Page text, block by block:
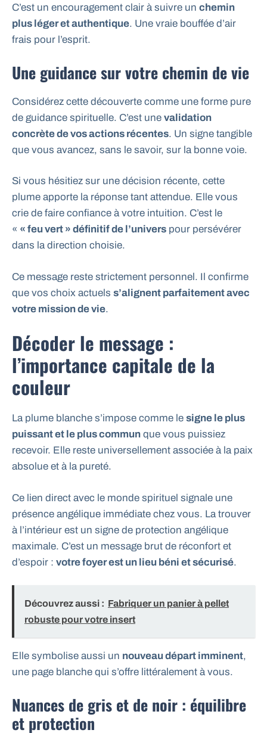
C’est un encouragement clair à suivre un chemin
plus léger et authentique. Une vraie bouffée d’air
frais pour l’esprit.
Une guidance sur votre chemin de vie
Considérez cette découverte comme une forme pure
de guidance spirituelle. C’est une validation
concrète de vos actions récentes. Un signe tangible
que vous avancez, sans le savoir, sur la bonne voie.
Si vous hésitiez sur une décision récente, cette
plume apporte la réponse tant attendue. Elle vous
crie de faire confiance à votre intuition. C’est le
« « feu vert » définitif de l’univers pour persévérer
dans la direction choisie.
Ce message reste strictement personnel. Il confirme
que vos choix actuels s’alignent parfaitement avec
votre mission de vie.
Décoder le message :
l’importance capitale de la
couleur
La plume blanche s’impose comme le signe le plus
puissant et le plus commun que vous puissiez
recevoir. Elle reste universellement associée à la paix
absolue et à la pureté.
Ce lien direct avec le monde spirituel signale une
présence angélique immédiate chez vous. La trouver
à l’intérieur est un signe de protection angélique
maximale. C’est un message brut de réconfort et
d’espoir : votre foyer est un lieu béni et sécurisé.
Découvrez aussi : Fabriquer un panier à pellet
robuste pour votre insert
Elle symbolise aussi un nouveau départ imminent,
une page blanche qui s’offre littéralement à vous.
Nuances de gris et de noir : équilibre
et protection